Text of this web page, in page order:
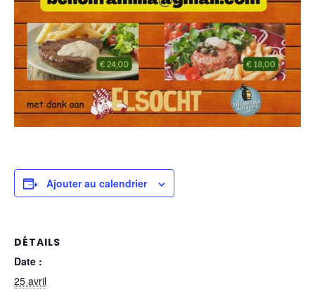
Ajouter au calendrier
DÉTAILS
Date :
25 avril